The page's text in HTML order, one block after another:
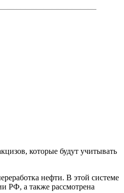
которые будут учитывать
нефти. В этой системе
РФ, а также рассмотрена